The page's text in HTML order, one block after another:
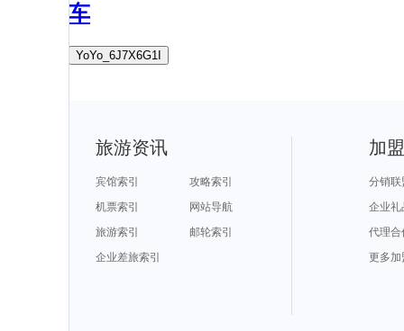
车
YoYo_6J7X6G1I
旅游资讯
宾馆索引
攻略索引
机票索引
网站导航
旅游索引
邮轮索引
企业差旅索引
加
分销联
企业礼
代理合
更多加